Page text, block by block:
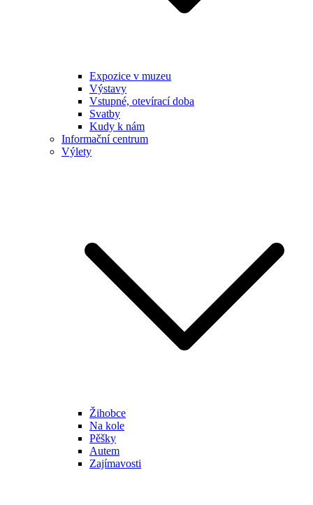
Expozice v muzeu
Výstavy
Vstupné, otevírací doba
Svatby
Kudy k nám
Informační centrum
Výlety
Žihobce
Na kole
Pěšky
Autem
Zajímavosti